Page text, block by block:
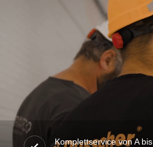
Komplettservice von A